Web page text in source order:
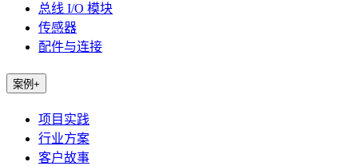
总线 I/O 模块
传感器
配件与连接
案例 +
项目实践
行业方案
客户故事